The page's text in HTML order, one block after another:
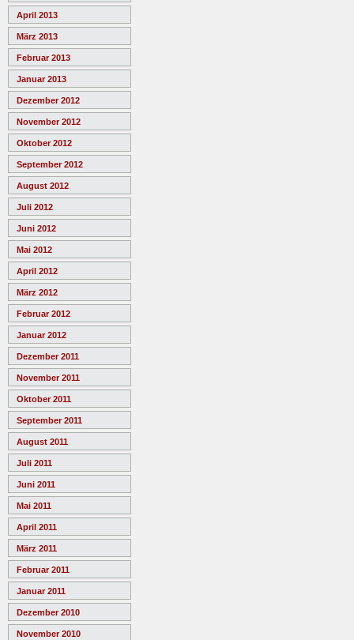
April 2013
März 2013
Februar 2013
Januar 2013
Dezember 2012
November 2012
Oktober 2012
September 2012
August 2012
Juli 2012
Juni 2012
Mai 2012
April 2012
März 2012
Februar 2012
Januar 2012
Dezember 2011
November 2011
Oktober 2011
September 2011
August 2011
Juli 2011
Juni 2011
Mai 2011
April 2011
März 2011
Februar 2011
Januar 2011
Dezember 2010
November 2010